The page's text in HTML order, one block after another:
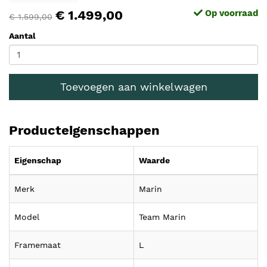
€ 1.599,00 € 1.499,00 Op voorraad
Aantal
Toevoegen aan winkelwagen
Producteigenschappen
Eigenschap Waarde
Merk Marin
Model Team Marin
Framemaat L